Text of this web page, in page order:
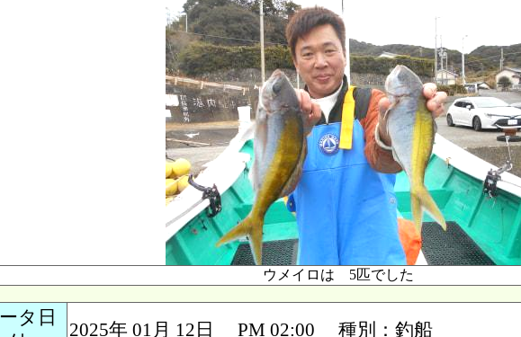
ウメイロは 5匹でした
タ日
2025年 01月 12日 PM 02:00 種別：釣船